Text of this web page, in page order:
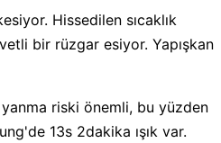
Hissedilen sıcaklık
bir rüzgar esiyor. Yapışkan
riski önemli, bu yüzden
13s 2dakika ışık var.